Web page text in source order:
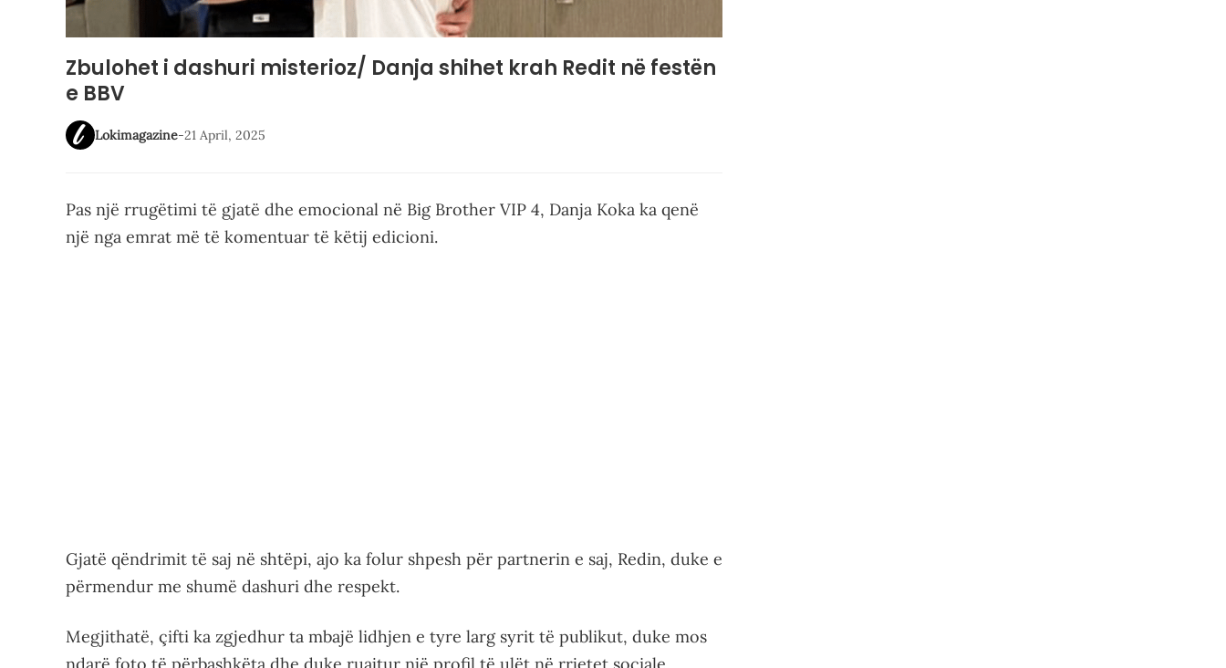
Zbulohet i dashuri misterioz/ Danja shihet krah Redit në festën
e BBV
Lokimagazine-21 April, 2025
Pas një rrugëtimi të gjatë dhe emocional në Big Brother VIP 4, Danja Koka ka qenë
një nga emrat më të komentuar të këtij edicioni.
Gjatë qëndrimit të saj në shtëpi, ajo ka folur shpesh për partnerin e saj, Redin, duke e
përmendur me shumë dashuri dhe respekt.
Megjithatë, çifti ka zgjedhur ta mbajë lidhjen e tyre larg syrit të publikut, duke mos